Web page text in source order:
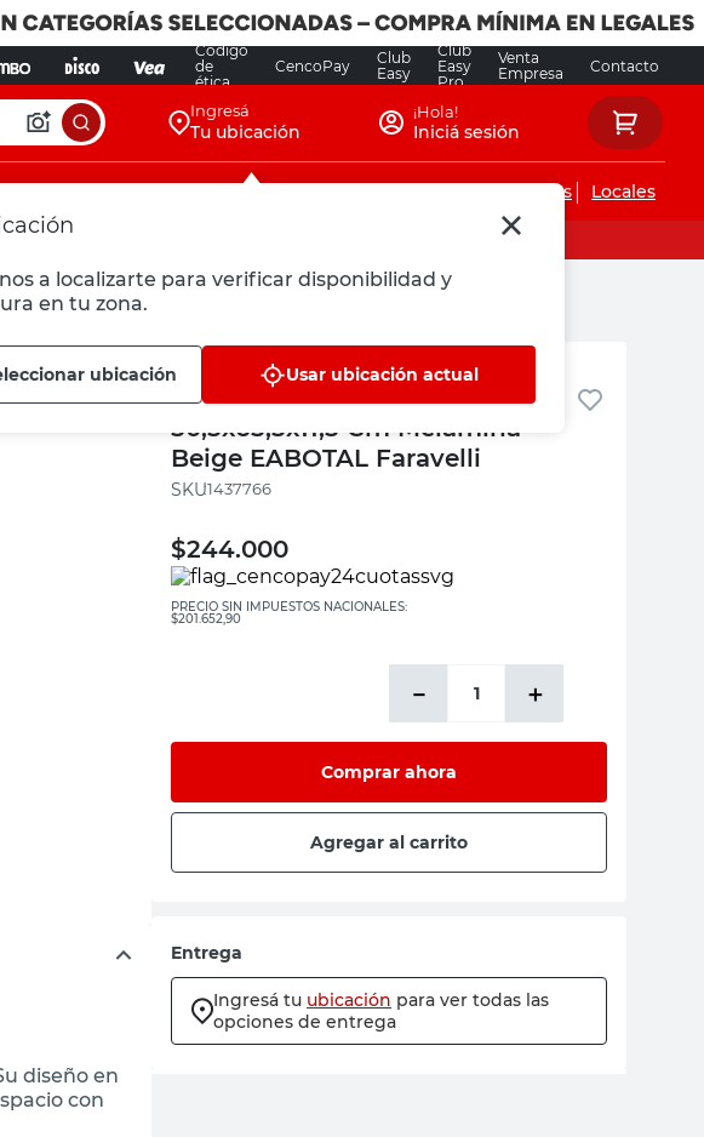
Código
de
ética
CencoPay
Club
Easy
Club
Easy
Pro
Venta
Empresa
Contacto
Ingresá
Tu ubicación
a localizarte para verificar disponibilidad y
en tu zona.
ubicación Usar ubicación actual
¡Hola!
Iniciá sesión
Servicios de instalaciones Locales
EABOTAL Faravelli
diseño en
con
Faravelli
Botiquín con Espejo 1 Puerta
50,5x65,5x11,5 Cm Melamina
Beige EABOTAL Faravelli
:1437766
$244.000
PRECIO SIN IMPUESTOS NACIONALES:
$201.652,90
＋
－
Comprar ahora
Agregar al carrito
Entrega
Ingresá tu ubicación para ver todas las
opciones de entrega